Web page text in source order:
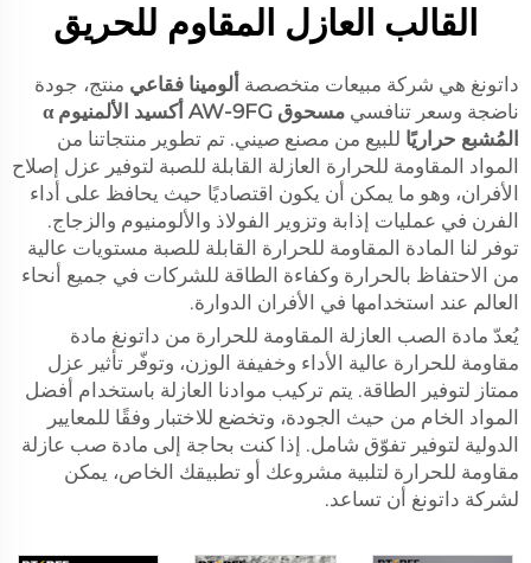
القالب العازل المقاوم للحريق
داتونغ هي شركة مبيعات متخصصة ألومينا فقاعي منتج، جودة
ناضجة وسعر تنافسي
مسحوق AW-9FG أكسيد الألمنيوم α
المُشبع حراريًا للبيع من مصنع صيني. تم تطوير منتجاتنا من
المواد المقاومة للحرارة العازلة القابلة للصبة لتوفير عزل إصلاح
الأفران، وهو ما يمكن أن يكون اقتصاديًا حيث يحافظ على أداء
الفرن في عمليات إذابة وتزوير الفولاذ والألومنيوم والزجاج.
توفر لنا المادة المقاومة للحرارة القابلة للصبة مستويات عالية
من الاحتفاظ بالحرارة وكفاءة الطاقة للشركات في جميع أنحاء
العالم عند استخدامها في الأفران الدوارة.
يُعدّ مادة الصب العازلة المقاومة للحرارة من داتونغ مادة
مقاومة للحرارة عالية الأداء وخفيفة الوزن، وتوفّر تأثير عزل
ممتاز لتوفير الطاقة. يتم تركيب موادنا العازلة باستخدام أفضل
المواد الخام من حيث الجودة، وتخضع للاختبار وفقًا للمعايير
الدولية لتوفير تفوّق شامل. إذا كنت بحاجة إلى مادة صب عازلة
مقاومة للحرارة لتلبية مشروعك أو تطبيقك الخاص، يمكن
لشركة داتونغ أن تساعد.